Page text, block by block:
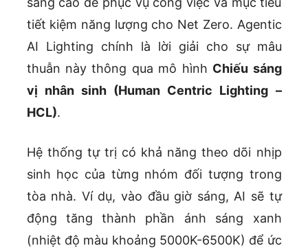
tiết kiệm năng lượng cho Net Zero. Agentic
AI Lighting chính là lời giải cho sự mâu
thuẫn này thông qua mô hình Chiếu sáng
vị nhân sinh (Human Centric Lighting –
HCL).
Hệ thống tự trị có khả năng theo dõi nhịp
sinh học của từng nhóm đối tượng trong
tòa nhà. Ví dụ, vào đầu giờ sáng, AI sẽ tự
động tăng thành phần ánh sáng xanh
(nhiệt độ màu khoảng 5000K-6500K) để ức